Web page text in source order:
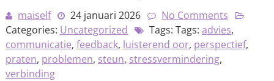
maiself
24 januari 2026
No Comments
Categories: Uncategorized Tags: Tags: advies,
communicatie, feedback, luisterend oor, perspectief,
praten, problemen, steun, stressvermindering,
verbinding